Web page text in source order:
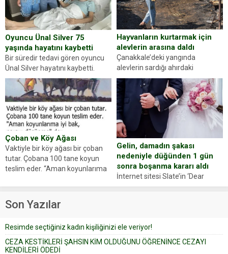
Abdurrahman Ö.nün verdiği
evraklarda eksik olduğunu...
Oyuncu Ünal Silver 75
yaşında hayatını kaybetti
Bir süredir tedavi gören oyuncu
Ünal Silver hayatını kaybetti.
Haberi, oyuncunun menajerlik
ajansı duyurdu. Renda Güner,
sosyal medya hesabında “Usta
Oyuncumuz ve çok değerli
dostumuz...
Hayvanların kurtarmak için
alevlerin arasına daldı
Çanakkale’deki yangında
alevlerin sardığı ahırdaki
hayvanlarını kurtarmak isteyen
Zeki Demir (66) ölümden döndü.
Yüzünde ve ellerinde yanıklar
oluşan Demir, kâbus dolu anları
anlattı… Merkeze bağlı...
Çoban ve Köy Ağası
Vaktiyle bir köy ağası bir çoban
tutar. Çobana 100 tane koyun
teslim eder. “Aman koyunlarıma
Çoban koyunları alır gider. Aylar...
Gelin, damadın şakası
nedeniyle düğünden 1 gün
sonra boşanma kararı aldı
İnternet sitesi Slate’in ‘Dear
Prudence’ isimli tavsiye köşesine
yapıştırdığı için düğünden...
Son Yazılar
Resimde seçtiğiniz kadın kişiliğinizi ele veriyor!
CEZA KESTİKLERİ ŞAHSIN KİM OLDUĞUNU ÖĞRENİNCE CEZAYI
KENDİLERİ ÖDEDİ